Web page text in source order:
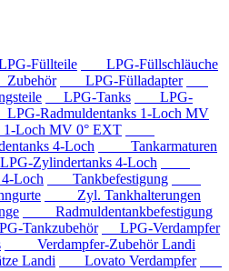
Füllteile
LPG-Füllschläuche
LPG-Fülladapter
LPG-Tanks
LPG-
Radmuldentanks 1-Loch MV
Loch MV 0° EXT
4-Loch
Tankarmaturen
Zylindertanks 4-Loch
Loch
Tankbefestigung
Zyl. Tankhalterungen
Radmuldentankbefestigung
Tankzubehör
LPG-Verdampfer
Verdampfer-Zubehör Landi
Landi
Lovato Verdampfer